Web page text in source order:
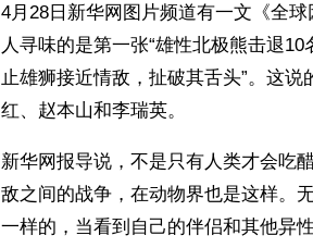
4月28日新华网图片频道有一文《全
人寻味的是第一张“雄性北极熊击退
止雄狮接近情敌，扯破其舌头”。这
红、赵本山和李瑞英。
新华网报导说，不是只有人类才会吃
敌之间的战争，在动物界也是这样。
一样的，当看到自己的伴侣和其他异